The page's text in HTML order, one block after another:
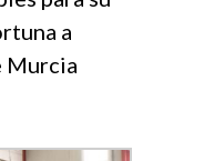
a
Murcia